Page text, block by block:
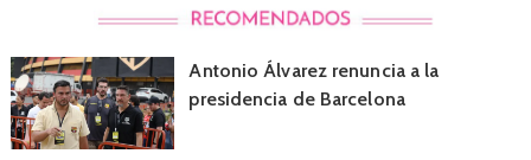
Antonio Álvarez renuncia a la
presidencia de Barcelona